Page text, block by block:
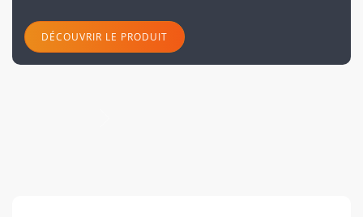
DÉCOUVRIR LE PRODUIT